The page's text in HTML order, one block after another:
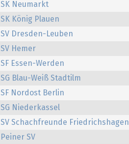
SK Neumarkt
SK König Plauen
SV Dresden-Leuben
SV Hemer
SF Essen-Werden
SG Blau-Weiß Stadtilm
SF Nordost Berlin
SG Niederkassel
SV Schachfreunde Friedrichshagen
Peiner SV